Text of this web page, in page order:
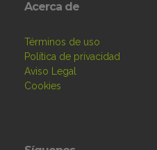
Acerca de
Términos de uso
Política de privacidad
Aviso Legal
Cookies